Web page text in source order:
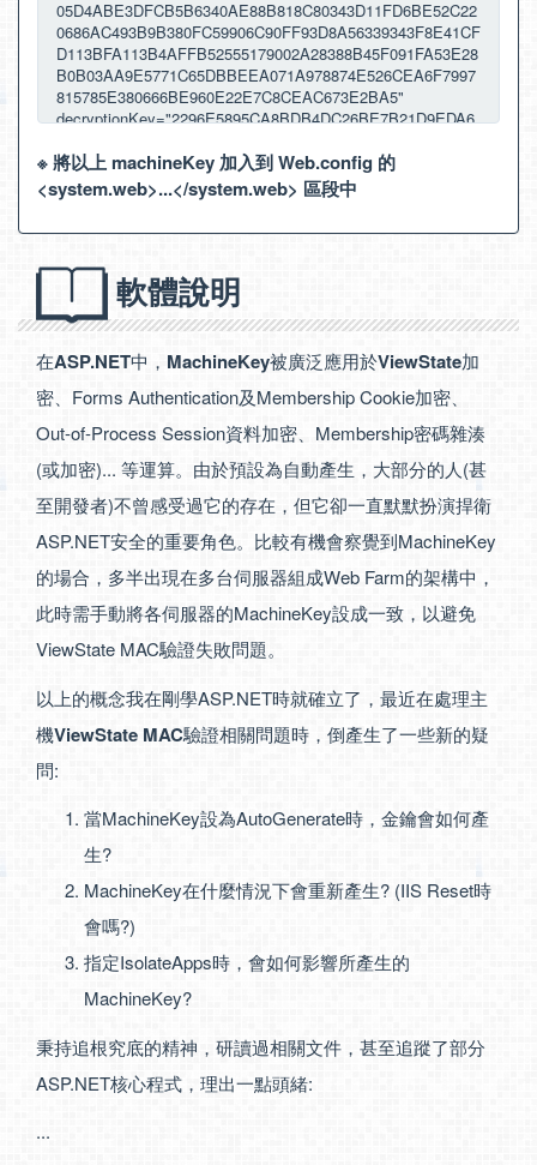
※ 將以上 machineKey 加入到 Web.config 的
<system.web>...</system.web> 區段中
軟體說明
在ASP.NET中， MachineKey被廣泛應用於ViewState加
密、Forms Authentication及Membership Cookie加密、
Out-of-Process Session資料加密、Membership密碼雜湊
(或加密)... 等運算。由於預設為自動產生，大部分的人(甚
至開發者)不曾感受過它的存在，但它卻一直默默扮演捍衛
ASP.NET安全的重要角色。比較有機會察覺到MachineKey
的場合，多半出現在多台伺服器組成Web Farm的架構中，
此時需手動將各伺服器的MachineKey設成一致，以避免
ViewState MAC驗證失敗問題。
以上的概念我在剛學ASP.NET時就確立了，最近在處理主
機ViewState MAC驗證相關問題時，倒產生了一些新的疑
問:
當MachineKey設為AutoGenerate時，金鑰會如何產
生?
MachineKey在什麼情況下會重新產生? (IIS Reset時
會嗎?)
指定IsolateApps時，會如何影響所產生的
MachineKey?
秉持追根究底的精神，研讀過相關文件，甚至追蹤了部分
ASP.NET核心程式，理出一點頭緒:
...